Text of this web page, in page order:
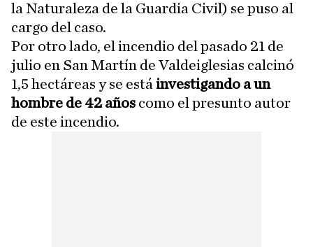
la Naturaleza de la Guardia Civil) se puso al
cargo del caso.
Por otro lado, el incendio del pasado 21 de
julio en San Martín de Valdeiglesias calcinó
1,5 hectáreas y se está investigando a un
hombre de 42 años como el presunto autor
de este incendio.